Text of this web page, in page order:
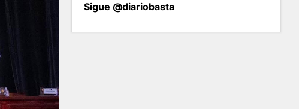
Sigue @diariobasta